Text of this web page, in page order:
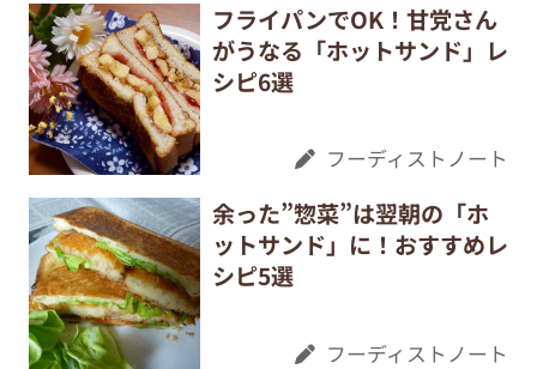
フライパンでOK！甘党さん
がうなる「ホットサンド」レ
シピ6選
フーディストノート
余った”惣菜”は翌朝の「ホ
ットサンド」に！おすすめレ
シピ5選
フーディストノート